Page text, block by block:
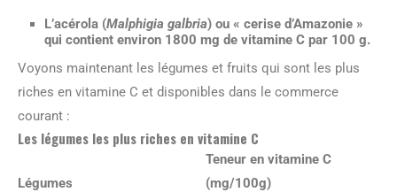
L’acérola (Malphigia galbria) ou « cerise d’Amazonie »
qui contient environ 1800 mg de vitamine C par 100 g.
Voyons maintenant les légumes et fruits qui sont les plus
riches en vitamine C et disponibles dans le commerce
courant :
Les légumes les plus riches en vitamine C
Légumes
Teneur en vitamine C
(mg/100g)